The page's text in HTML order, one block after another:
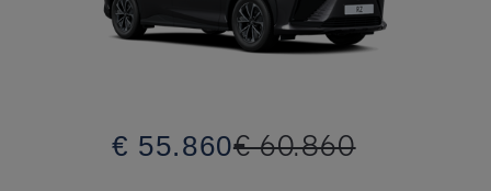
€ 55.860€ 60.860